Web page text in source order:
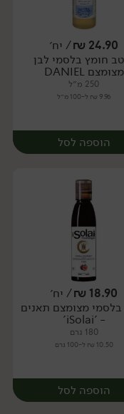
יח׳
24.90
₪/ יח׳
חומץ בלסמי לבן
מצומצם DANIEL
250 מ״ל
9.96 ₪ ל-100 מ״ל
הוספה לסל
יח׳
18.90
₪/ יח׳
בלסמי מצומצם תאנים
- 'iSolai'
180 גרם
10.50 ₪ ל-100 גרם
הוספה לסל